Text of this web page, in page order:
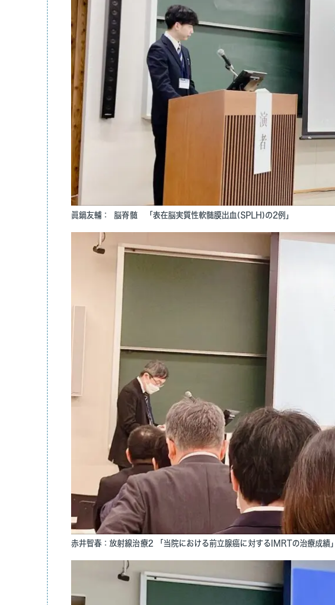
眞鍋友輔： 脳脊髄 「表在脳実質性軟髄膜出血(SPLH)の2例」
赤井智春：放射線治療2 「当院における前立腺癌に対するIMRTの治療成績」